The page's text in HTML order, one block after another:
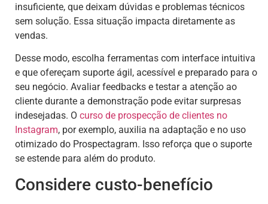
insuficiente, que deixam dúvidas e problemas técnicos
sem solução. Essa situação impacta diretamente as
vendas.
Desse modo, escolha ferramentas com interface intuitiva
e que ofereçam suporte ágil, acessível e preparado para o
seu negócio. Avaliar feedbacks e testar a atenção ao
cliente durante a demonstração pode evitar surpresas
indesejadas. O curso de prospecção de clientes no
Instagram, por exemplo, auxilia na adaptação e no uso
otimizado do Prospectagram. Isso reforça que o suporte
se estende para além do produto.
Considere custo-benefício